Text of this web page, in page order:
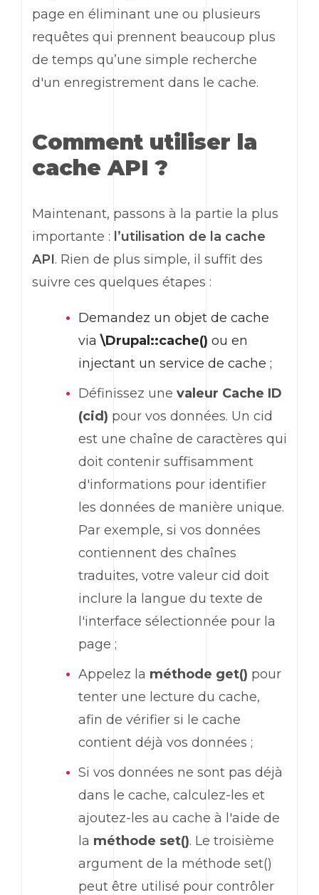
page en éliminant une ou plusieurs
requêtes qui prennent beaucoup plus
de temps qu’une simple recherche
d'un enregistrement dans le cache.
Comment utiliser la
cache API ?
Maintenant, passons à la partie la plus
importante : l’utilisation de la cache
API. Rien de plus simple, il suffit des
suivre ces quelques étapes :
Demandez un objet de cache
via\Drupal::cache() ou en
injectant un service de cache ;
Définissez une valeur Cache ID
(cid) pour vos données. Un cid
est une chaîne de caractères qui
doit contenir suffisamment
d'informations pour identifier
les données de manière unique.
Par exemple, si vos données
contiennent des chaînes
traduites, votre valeur cid doit
inclure la langue du texte de
l'interface sélectionnée pour la
page ;
Appelez la méthode get() pour
tenter une lecture du cache,
afin de vérifier si le cache
contient déjà vos données ;
Si vos données ne sont pas déjà
dans le cache, calculez-les et
ajoutez-les au cache à l'aide de
la méthode set(). Le troisième
argument de la méthode set()
peut être utilisé pour contrôler